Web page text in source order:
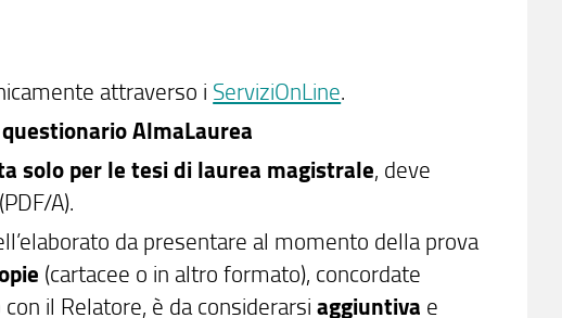
attraverso i ServiziOnLine.
AlmaLaurea
solo per le tesi di laurea magistrale, deve
(PDF/A).
da presentare al momento della prova
(cartacee o in altro formato), concordate
il Relatore, è da considerarsiaggiuntiva e